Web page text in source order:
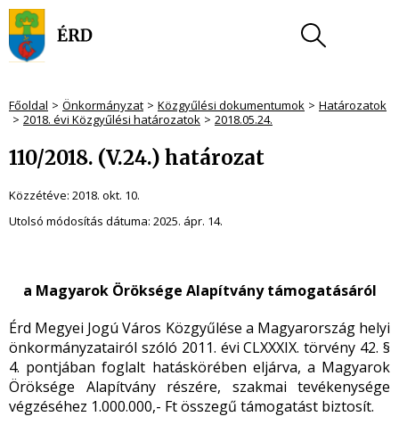
Főoldal Önkormányzat Közgyűlési dokumentumok
Határozatok
2018. évi Közgyűlési határozatok
2018.05.24.
110/2018. (V.24.) határozat
Közzétéve: 2018. okt. 10.
Utolsó módosítás dátuma: 2025. ápr. 14.
a Magyarok Öröksége Alapítvány támogatásáról
Érd Megyei Jogú Város Közgyűlése a Magyarország helyi
önkormányzatairól szóló 2011. évi CLXXXIX. törvény 42. §
4. pontjában foglalt hatáskörében eljárva, a Magyarok
Öröksége Alapítvány részére, szakmai tevékenysége
végzéséhez 1.000.000,- Ft összegű támogatást biztosít.